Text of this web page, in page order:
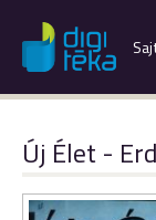
Új Élet -